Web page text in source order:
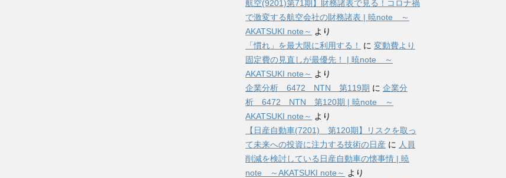
航空(9201)第71期】財務諸表で見る！コロナ禍
で激変する航空会社の財務諸表 | 暁note ～
AKATSUKI note～ より
「慣れ」を最大限に利用する！
に 変動費より
固定費の見直しが最優先！ | 暁note ～
AKATSUKI note～ より
企業分析 6472 NTN 第119期 に 企業分
析 6472 NTN 第120期 | 暁note ～
AKATSUKI note～ より
【日産自動車(7201) 第120期】リスクを取っ
て未来への投資に注力する技術の日産 に 人員
削減を検討している日産自動車の懐事情 | 暁
note ～AKATSUKI note～ より